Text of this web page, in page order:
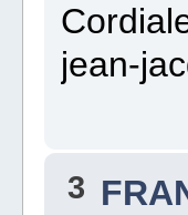
jean-
3